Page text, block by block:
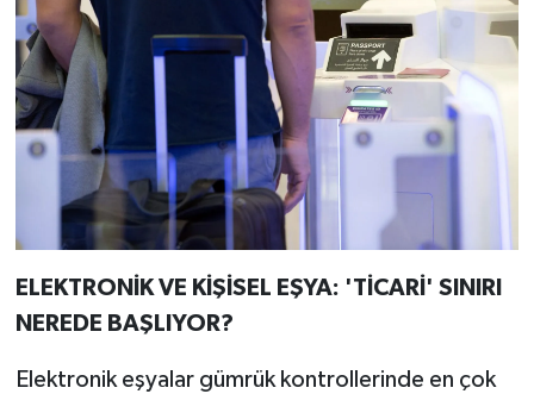
ELEKTRONİK VE KİŞİSEL EŞYA: 'TİCARİ' SINIRI
NEREDE BAŞLIYOR?
Elektronik eşyalar gümrük kontrollerinde en çok